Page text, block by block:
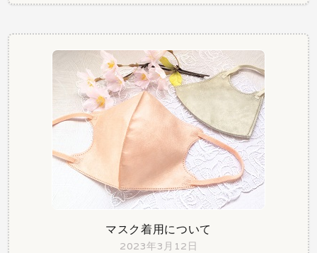
マスク着用について
2023年3月12日